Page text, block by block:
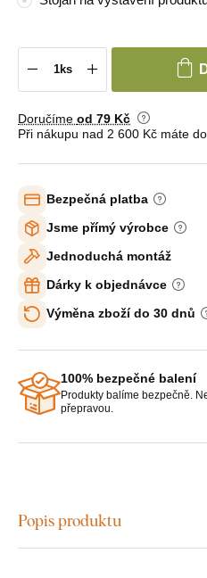
Doručíme od 79 Kč
Při nákupu nad 2 600 Kč máte
Bezpečná platba
Jsme přímý výrobce
Jednoduchá montáž
Dárky k objednávce
Výměna zboží do 30 dnů
100% bezpečné balení
Produkty balíme bezpečně.
přepravou.
Popis produktu